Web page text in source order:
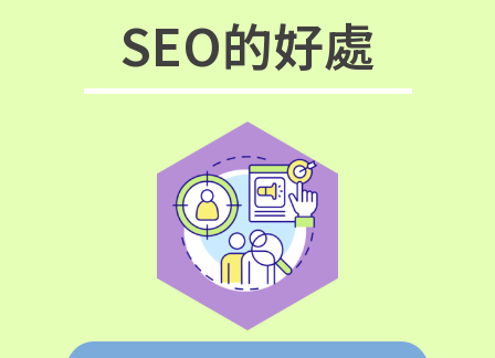
SEO的好處